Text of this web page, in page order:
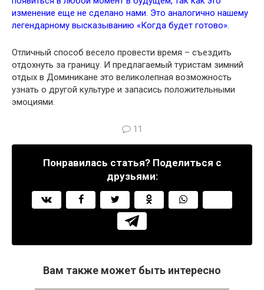
изменение еще не сделано нами. Это аналогично нашему
легендарному высказыванию «Когда будет готово».
Отличный способ весело провести время – съездить
отдохнуть за границу. И предлагаемый туристам зимний
отдых в Доминикане это великолепная возможность
узнать о другой культуре и запасись положительными
эмоциями.
11
Понравилась статья? Поделиться с
друзьями:
Вам также может быть интересно